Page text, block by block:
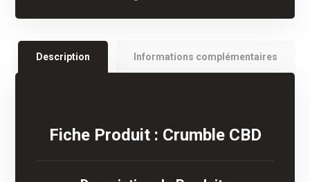
Description Informations complémentaires
Fiche Produit : Crumble CBD